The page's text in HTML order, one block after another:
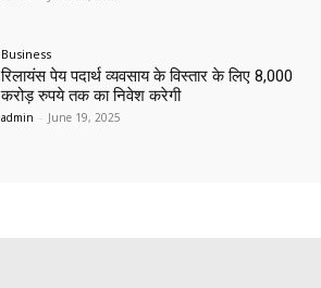
Business
रिलायंस पेय पदार्थ व्यवसाय के विस्तार के लिए 8,000
करोड़ रुपये तक का निवेश करेगी
admin - June 19, 2025